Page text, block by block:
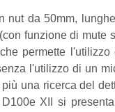
nut da 50mm,
funzione di
permette
l'utilizzo di un
una ricerca del
XII si